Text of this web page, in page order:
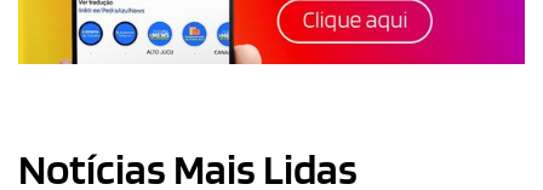
Notícias Mais Lidas